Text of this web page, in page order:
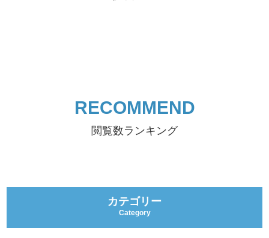
RECOMMEND
閲覧数ランキング
カテゴリー
Category